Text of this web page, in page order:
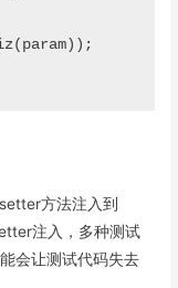
方法注入到
注入，多种测试
会让测试代码失去